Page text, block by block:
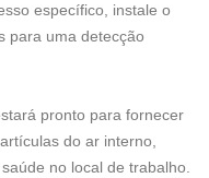
específico, instale o
para uma detecção
pronto para fornecer
do ar interno,
no local de trabalho.